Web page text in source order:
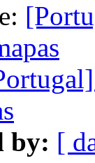
by: [